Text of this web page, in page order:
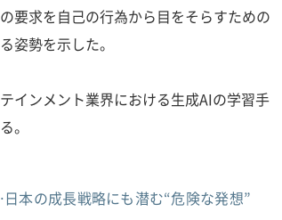
要求を自己の行為から目をそらすための
姿勢を示した。
インメント業界における生成AIの学習手
。
本の成長戦略にも潜む“危険な発想”